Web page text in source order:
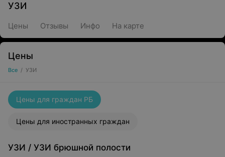
УЗИ
Цены Отзывы Инфо На карте
Цены
Все / УЗИ
Цены для граждан РБ
Цены для иностранных граждан
УЗИ / УЗИ брюшной полости